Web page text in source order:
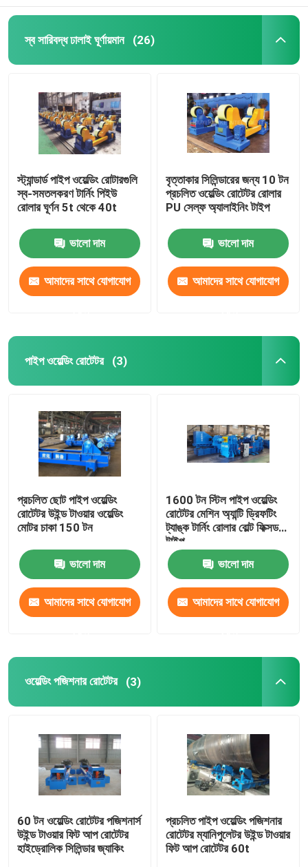
বাড়ি
পণ্য
আমাদের সম্পর্কে
কারখানা ভ্রমণ
যোগাযোগ করুন
মামলা
স্ব সারিবদ্ধ ঢালাই ঘূর্ণায়মান
পাইপ ওয়েল্ডিং রোটেটর
স্ব সারিবদ্ধ ঢালাই ঘূর্ণায়মান (26)
স্ট্যান্ডার্ড পাইপ ওয়েল্ডিং রোটারগুলি
স্ব-সমতলকরণ টার্নিং পিইউ
রোলার ঘূর্ণন 5t থেকে 40t
ভালো দাম
আমাদের সাথে যোগাযোগ
বৃত্তাকার সিলিন্ডারের জন্য 10 টন
প্রচলিত ওয়েল্ডিং রোটেটর রোলার
PU সেল্ফ অ্যালাইনিং টাইপ
ভালো দাম
আমাদের সাথে যোগাযোগ
পাইপ ওয়েল্ডিং রোটেটর (3)
প্রচলিত ছোট পাইপ ওয়েল্ডিং
রোটেটর উইন্ড টাওয়ার ওয়েল্ডিং
মোটর চাকা 150 টন
ভালো দাম
আমাদের সাথে যোগাযোগ
1600 টন স্টিল পাইপ ওয়েল্ডিং
রোটেটর মেশিন অ্যান্টি ড্রিফটিং
ট্যাঙ্ক টার্নিং রোলার বোল্ট ফিক্সড
টাইপ
ভালো দাম
আমাদের সাথে যোগাযোগ
ওয়েল্ডিং পজিশনার রোটেটর (3)
60 টন ওয়েল্ডিং রোটেটর পজিশনার্স
উইন্ড টাওয়ার ফিট আপ রোটেটর
হাইড্রোলিক সিলিন্ডার জ্যাকিং
প্রচলিত পাইপ ওয়েল্ডিং পজিশনার
রোটেটর ম্যানিপুলেটর উইন্ড টাওয়ার
ফিট আপ রোটেটর 60t